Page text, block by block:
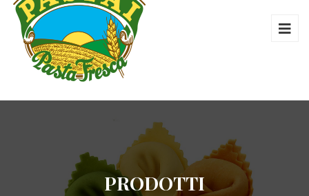
PRODOTTI